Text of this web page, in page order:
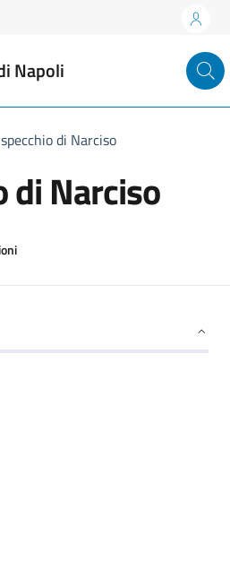
Napoli
di Narciso
di Narciso